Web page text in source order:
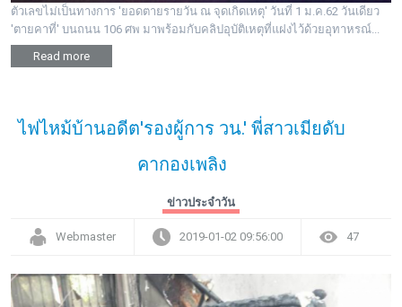
ตัวเลขไม่เป็นทางการ 'ยอดตายรายวัน ณ จุดเกิดเหตุ' วันที่ 1 ม.ค.62 วันเดียว
'ตายคาที่' บนถนน 106 ศพ มาพร้อมกับคลิปอุบัติเหตุที่แฝงไว้ด้วยอุทาหรณ์...
Read more
ไฟไหม้บ้านอดีต'รองผู้การ วน.' พี่สาวเมียดับ
คากองเพลิง
ข่าวประจำวัน
Webmaster 2019-01-02 09:56:00 47